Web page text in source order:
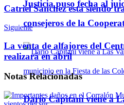
Justicia puso fecha al
consejeros de la
Darío Capitani viene a
Catriel Sánchez está siendo
Siguiente
La venta de alfajores del
realizará en abril
NotasRelacionadas